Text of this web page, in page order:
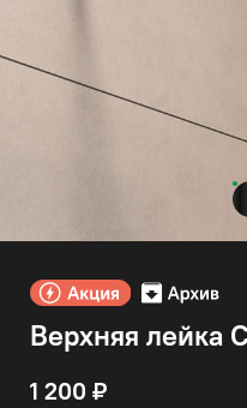
Верхняя лейка
1 200 ₽